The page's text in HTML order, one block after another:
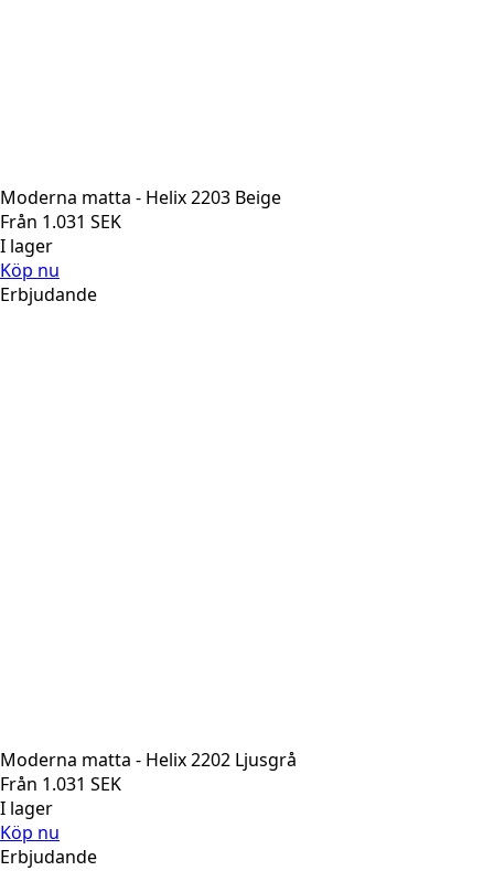
Moderna matta - Helix 2203 Beige
Från 1.031 SEK
I lager
Köp nu
Erbjudande
Moderna matta - Helix 2202 Ljusgrå
Från 1.031 SEK
I lager
Köp nu
Erbjudande